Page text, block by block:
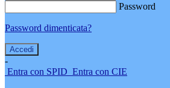
Password
Password dimenticata?
-
Entra con SPID Entra con CIE